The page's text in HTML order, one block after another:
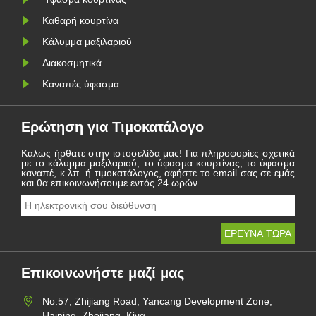
Καθαρή κουρτίνα
Κάλυμμα μαξιλαριού
Διακοσμητικά
Καναπές ύφασμα
Ερώτηση για Τιμοκατάλογο
Καλώς ήρθατε στην ιστοσελίδα μας! Για πληροφορίες σχετικά
με το κάλυμμα μαξιλαριού, το ύφασμα κουρτίνας, το ύφασμα
καναπέ, κ.λπ. ή τιμοκατάλογος, αφήστε το email σας σε εμάς
και θα επικοινωνήσουμε εντός 24 ωρών.
Επικοινωνήστε μαζί μας
Νο.57, Zhijiang Road, Yancang Development Zone,